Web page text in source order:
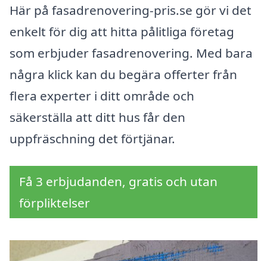
Här på fasadrenovering-pris.se gör vi det
enkelt för dig att hitta pålitliga företag
som erbjuder fasadrenovering. Med bara
några klick kan du begära offerter från
flera experter i ditt område och
säkerställa att ditt hus får den
uppfräschning det förtjänar.
Få 3 erbjudanden, gratis och utan
förpliktelser